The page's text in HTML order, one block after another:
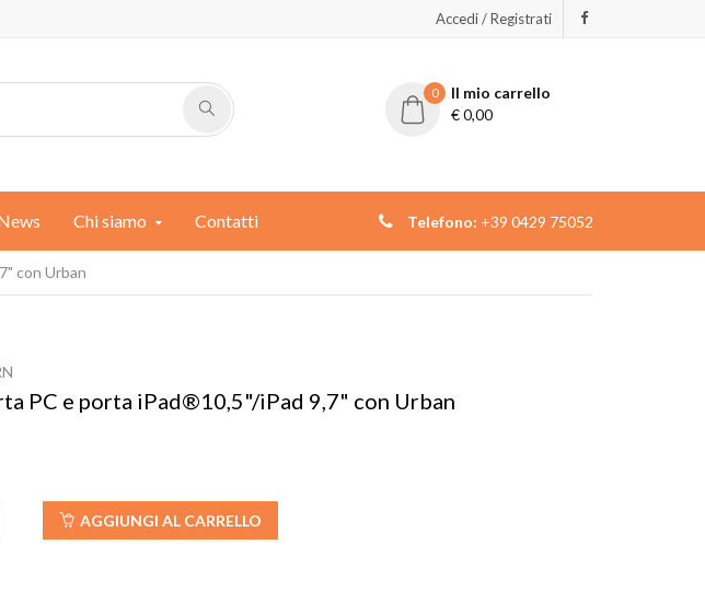
Accedi / Registrati
0
Il mio carrello
€0,00
Chi siamo Contatti Telefono: +39 0429 75052
con Urban
PC e porta iPad®10,5"/iPad 9,7" con Urban
AGGIUNGI AL CARRELLO